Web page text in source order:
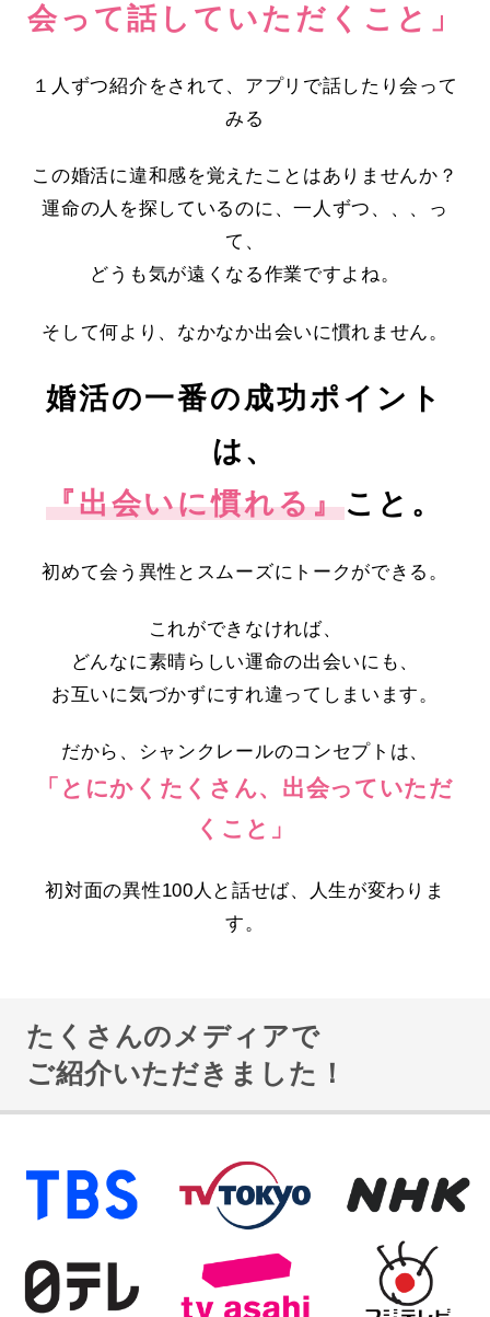
会って話していただくこと」
１人ずつ紹介をされて、アプリで話したり会って
みる
この婚活に違和感を覚えたことはありませんか？
運命の人を探しているのに、一人ずつ、、、っ
て、
どうも気が遠くなる作業ですよね。
そして何より、なかなか出会いに慣れません。
婚活の一番の成功ポイント
は、
『出会いに慣れる』こと。
初めて会う異性とスムーズにトークができる。
これができなければ、
どんなに素晴らしい運命の出会いにも、
お互いに気づかずにすれ違ってしまいます。
だから、シャンクレールのコンセプトは、
「とにかくたくさん、出会っていただ
くこと」
初対面の異性100人と話せば、人生が変わりま
す。
たくさんのメディアで
ご紹介いただきました！